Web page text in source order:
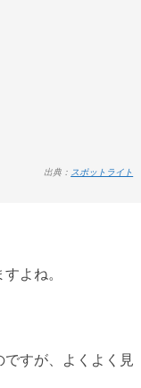
出典： スポットライト
よね。
すが、よくよく見